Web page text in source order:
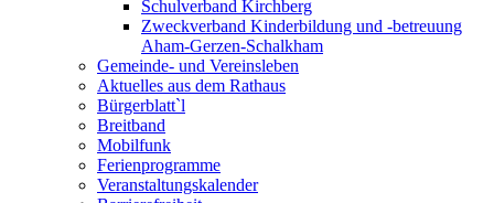
Schulverband Kirchberg
Zweckverband Kinderbildung und -betreuung
Aham-Gerzen-Schalkham
Gemeinde- und Vereinsleben
Aktuelles aus dem Rathaus
Bürgerblatt`l
Breitband
Mobilfunk
Ferienprogramme
Veranstaltungskalender